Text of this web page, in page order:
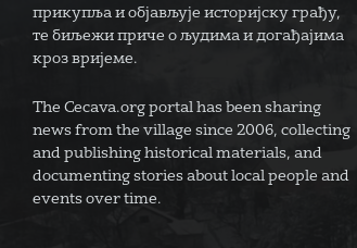
прикупља и објављује историјску грађу,
те биљежи приче о људима и догађајима
кроз вријеме.
The Cecava.org portal has been sharing
news from the village since 2006, collecting
and publishing historical materials, and
documenting stories about local people and
events over time.